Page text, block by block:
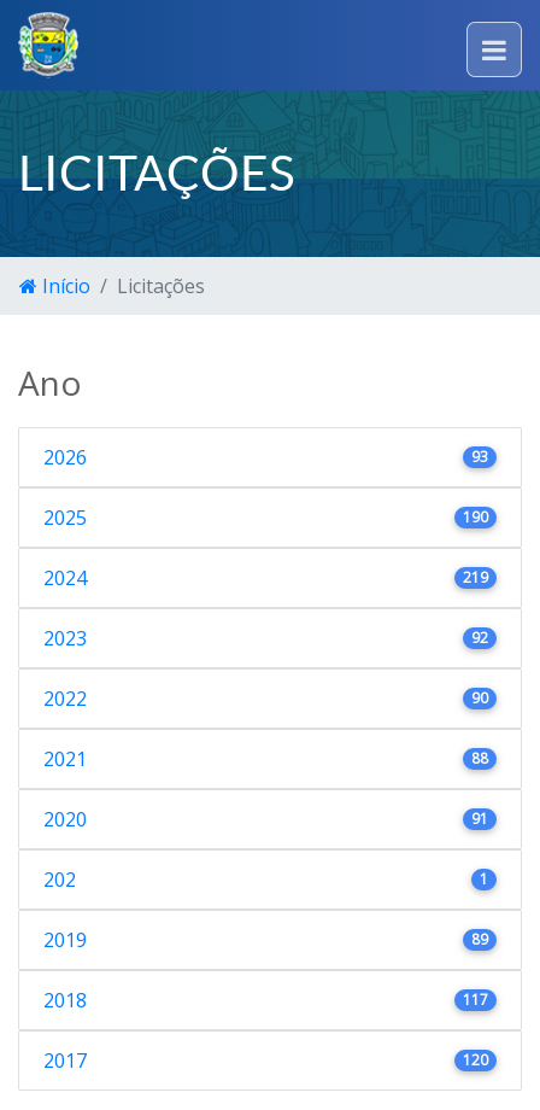
LICITAÇÕES
Início Licitações
Ano
2026 93
2025 190
2024 219
2023 92
2022 90
2021 88
2020 91
202 1
2019 89
2018 117
2017 120